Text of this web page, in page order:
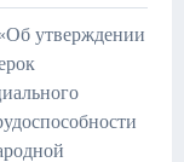
утверждении